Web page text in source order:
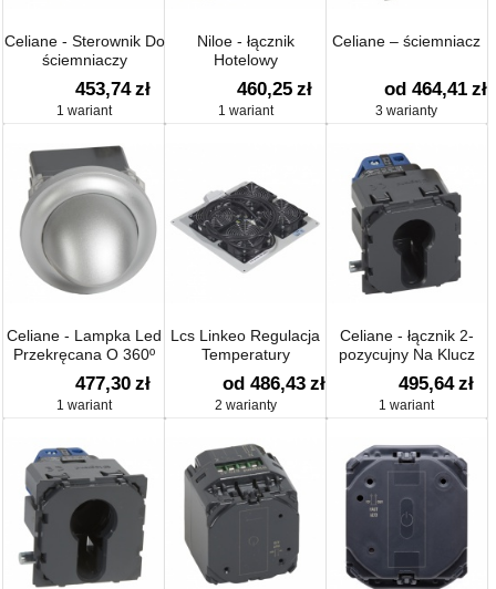
Celiane - Sterownik Do
ściemniaczy
Modułowych
453,74 zł
1 wariant
Niloe - łącznik
Hotelowy
460,25 zł
1 wariant
Celiane – ściemniacz
od 464,41 zł
3 warianty
Celiane - Lampka Led
Przekręcana O 360º
477,30 zł
1 wariant
Lcs Linkeo Regulacja
Temperatury
od 486,43 zł
2 warianty
Celiane - łącznik 2-
pozycujny Na Klucz
495,64 zł
1 wariant